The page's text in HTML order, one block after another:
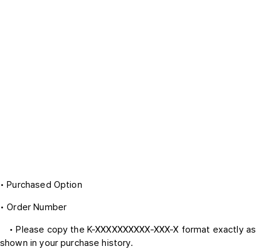
• Purchased Option
• Order Number
• Please copy the K-XXXXXXXXXX-XXX-X format exactly as
shown in your purchase history.